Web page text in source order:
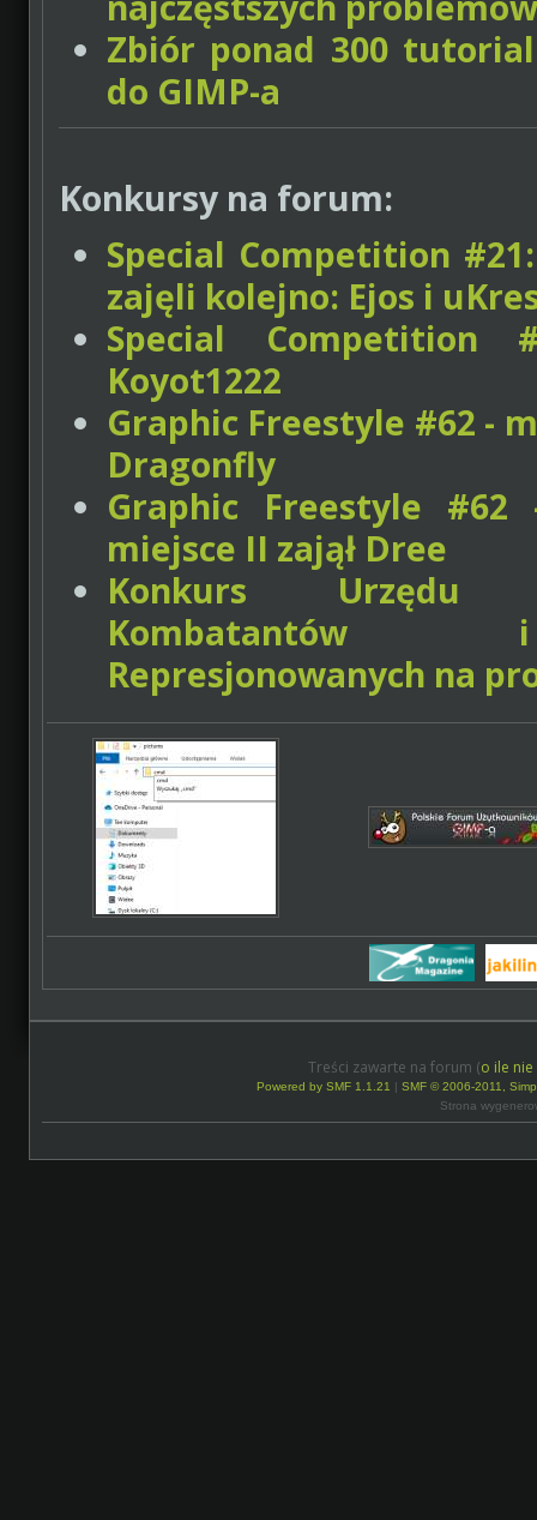
Zbiór ponad 300
do GIMP-a
Konkursy na forum:
Special Competition
zajęli kolejno: Ejos i
Special Competition
Koyot1222
Graphic Freestyle #62 -
Dragonfly
Graphic Freestyle #62
miejsce II zajął Dree
Konkurs
Represjonowanych na
Treści zawarte na forum (o ile
Powered by SMF 1.1.21 | SMF © 2006-2011,
Strona